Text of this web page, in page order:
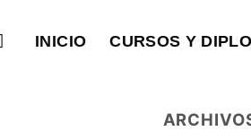
INICIO CURSOS Y